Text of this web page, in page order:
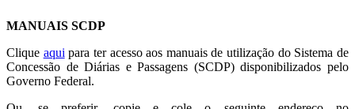
MANUAIS SCDP
Clique aqui para ter acesso aos manuais de utilização do Sistema de
Concessão de Diárias e Passagens (SCDP) disponibilizados pelo
Governo Federal.